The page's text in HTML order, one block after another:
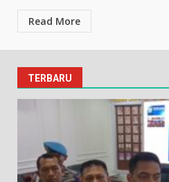
Read More
TERBARU